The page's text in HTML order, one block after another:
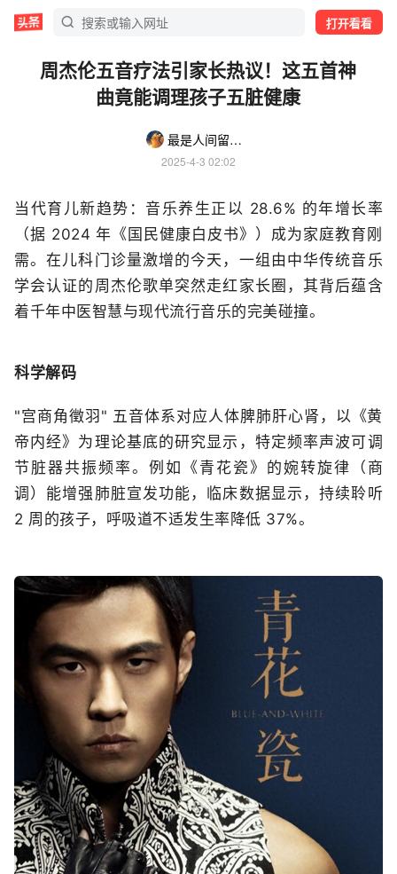
打开看看
周杰伦五音疗法引家长热议！这五首神
曲竟能调理孩子五脏健康
最是人间留不住
2025-4-3 02:02
当代育儿新趋势：音乐养生正以 28.6% 的年增长率
（据 2024 年《国民健康白皮书》）成为家庭教育刚
需。在儿科门诊量激增的今天，一组由中华传统音乐
学会认证的周杰伦歌单突然走红家长圈，其背后蕴含
着千年中医智慧与现代流行音乐的完美碰撞。
科学解码
"宫商角徵羽" 五音体系对应人体脾肺肝心肾，以《黄
帝内经》为理论基底的研究显示，特定频率声波可调
节脏器共振频率。例如《青花瓷》的婉转旋律（商
调）能增强肺脏宣发功能，临床数据显示，持续聆听
2 周的孩子，呼吸道不适发生率降低 37%。